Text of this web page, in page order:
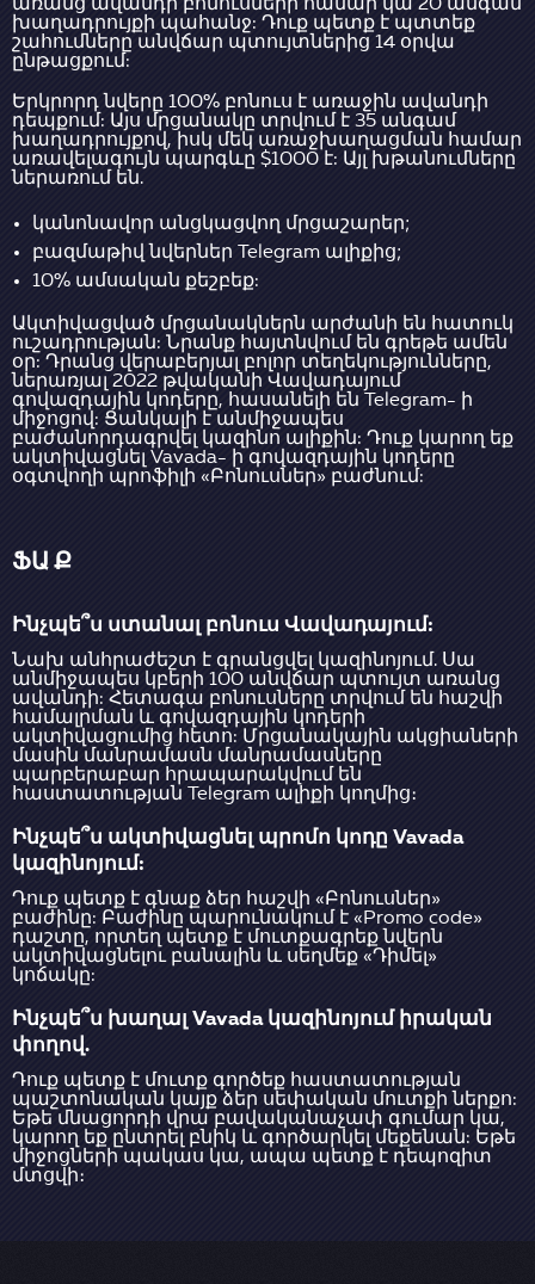
առանց ավանդի բոնուսների համար կա 20 անգամ
խաղադրույքի պահանջ: Դուք պետք է պտտեք
շահումները անվճար պտույտներից 14 օրվա
ընթացքում:
Երկրորդ նվերը 100% բոնուս է առաջին ավանդի
դեպքում: Այս մրցանակը տրվում է 35 անգամ
խաղադրույքով, իսկ մեկ առաջխաղացման համար
առավելագույն պարգևը $1000 է: Այլ խթանումները
ներառում են.
կանոնավոր անցկացվող մրցաշարեր;
բազմաթիվ նվերներ Telegram ալիքից;
10% ամսական քեշբեք:
Ակտիվացված մրցանակներն արժանի են հատուկ
ուշադրության: Նրանք հայտնվում են գրեթե ամեն
օր: Դրանց վերաբերյալ բոլոր տեղեկությունները,
ներառյալ 2022 թվականի Վավադայում
գովազդային կոդերը, հասանելի են Telegram- ի
միջոցով: Ցանկալի է անմիջապես
բաժանորդագրվել կազինո ալիքին: Դուք կարող եք
ակտիվացնել Vavada- ի գովազդային կոդերը
օգտվողի պրոֆիլի «Բոնուսներ» բաժնում:
ՖԱ Ք
Ինչպե՞ս ստանալ բոնուս Վավադայում:
Նախ անհրաժեշտ է գրանցվել կազինոյում. Սա
անմիջապես կբերի 100 անվճար պտույտ առանց
ավանդի: Հետագա բոնուսները տրվում են հաշվի
համալրման և գովազդային կոդերի
ակտիվացումից հետո: Մրցանակային ակցիաների
մասին մանրամասն մանրամասները
պարբերաբար հրապարակվում են
հաստատության Telegram ալիքի կողմից։
Ինչպե՞ս ակտիվացնել պրոմո կոդը Vavada
կազինոյում:
Դուք պետք է գնաք ձեր հաշվի «Բոնուսներ»
բաժինը: Բաժինը պարունակում է «Promo code»
դաշտը, որտեղ պետք է մուտքագրեք նվերն
ակտիվացնելու բանալին և սեղմեք «Դիմել»
կոճակը:
Ինչպե՞ս խաղալ Vavada կազինոյում իրական
փողով.
Դուք պետք է մուտք գործեք հաստատության
պաշտոնական կայք ձեր սեփական մուտքի ներքո:
Եթե մնացորդի վրա բավականաչափ գումար կա,
կարող եք ընտրել բնիկ և գործարկել մեքենան: Եթե
միջոցների պակաս կա, ապա պետք է դեպոզիտ
մտցվի։